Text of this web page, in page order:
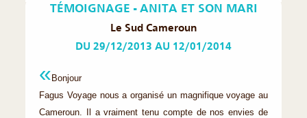
TÉMOIGNAGE - ANITA ET SON MARI
Le Sud Cameroun
DU 29/12/2013 AU 12/01/2014
Bonjour
Fagus Voyage nous a organisé un magnifique voyage au
Cameroun. Il a vraiment tenu compte de nos envies de